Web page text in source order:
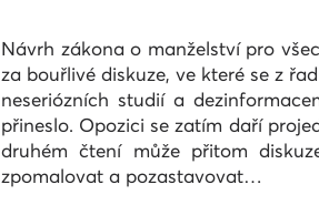
Návrh zákona o manželství pro
za bouřlivé diskuze, ve které se z
neseriózních studií a
přineslo. Opozici se zatím daří
druhém čtení může přitom
zpomalovat a pozastavovat…